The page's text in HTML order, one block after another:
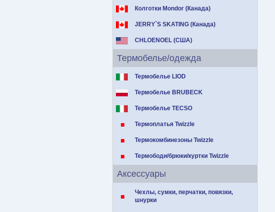
Колготки Mondor (Канада)
JERRY`S SKATING (Канада)
CHLOENOEL (США)
Термобелье/одежда
Термобелье LIOD
Термобелье BRUBECK
Термобелье TECSO
Термоплатья Twizzle
Термокомбинезоны Twizzle
Термободи/брюки/куртки Twizzle
Аксессуары
Чехлы, сумки, перчатки, повязки,
шнурки